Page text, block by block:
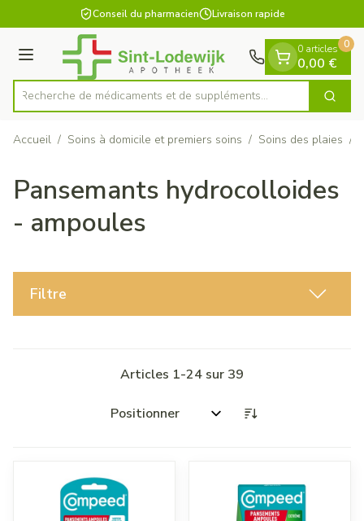
Aller au contenu
1 de 1Conseil du pharmacien Livraison rapide
Menu
Rechercher
Recherche de médicaments et de su
0 articles
0,00 €
0
Accueil / Soins à domicile et premiers soins / Soins des plaies /
Pansemants hydrocolloides
- ampoules
Filtre
Articles 1-24 sur 39
Trier par: